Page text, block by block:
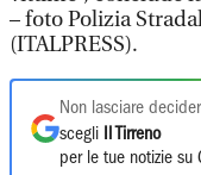
– foto Polizia
(ITALPRESS).
Non lasciare
scegli
Il Tirreno
per le tue notizie su